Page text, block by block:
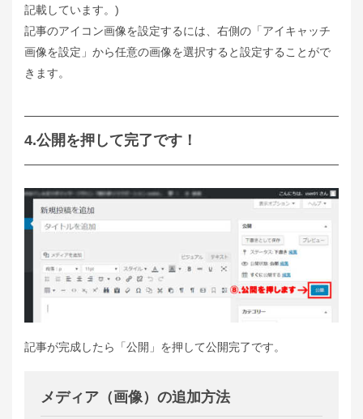
記載しています。)
記事のアイコン画像を設定するには、右側の「アイキャッチ
画像を設定」から任意の画像を選択すると設定することがで
きます。
4.公開を押して完了です！
記事が完成したら「公開」を押して公開完了です。
メディア（画像）の追加方法